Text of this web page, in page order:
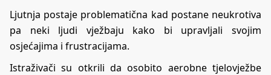
Ljutnja postaje problematična kad postane neukrotiva
pa neki ljudi vježbaju kako bi upravljali svojim
osjećajima i frustracijama.
Istraživači su otkrili da osobito aerobne tjelovježbe